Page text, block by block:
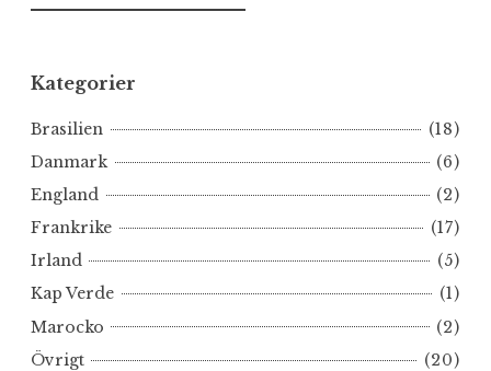
Kategorier
Brasilien
(18)
Danmark
(6)
England
(2)
Frankrike
(17)
Irland
(5)
Kap Verde
(1)
Marocko
(2)
Övrigt
(20)